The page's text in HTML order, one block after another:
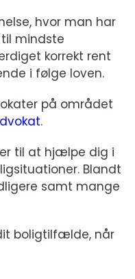
hvor man har
mindste
korrekt rent
i følge loven.
på området
.
til at hjælpe dig i
Blandt
samt mange
boligtilfælde, når